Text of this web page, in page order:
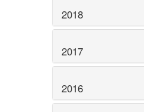
2018
2017
2016